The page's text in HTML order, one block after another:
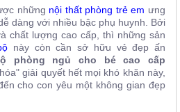
những nội thất phòng trẻ em ưng
dàng với nhiều bậc phụ huynh. Bởi
chất lượng cao cấp, thì những sản
này còn cần sở hữu vẻ đẹp ấn
phòng ngủ cho bé cao cấp
giải quyết hết mọi khó khăn này,
cho con yêu một không gian đẹp